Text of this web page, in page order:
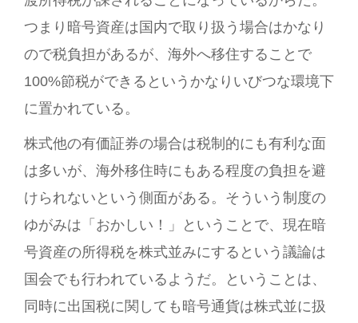
つまり暗号資産は国内で取り扱う場合はかなり
ので税負担があるが、海外へ移住することで
100%節税ができるというかなりいびつな環境下
に置かれている。
株式他の有価証券の場合は税制的にも有利な面
は多いが、海外移住時にもある程度の負担を避
けられないという側面がある。そういう制度の
ゆがみは「おかしい！」ということで、現在暗
号資産の所得税を株式並みにするという議論は
国会でも行われているようだ。ということは、
同時に出国税に関しても暗号通貨は株式並に扱